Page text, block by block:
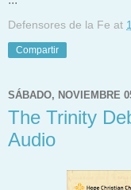
Defensores de la Fe at
Compartir
SÁBADO, NOVIEMBRE
The Trinity
Audio